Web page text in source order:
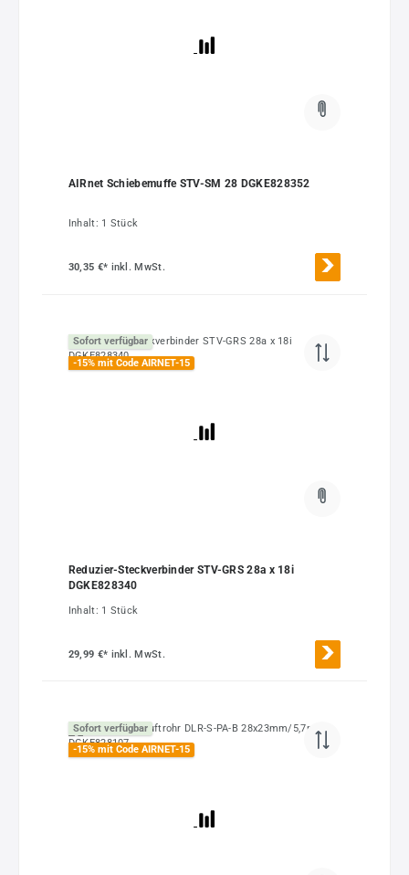
AIRnet Schiebemuffe STV-SM 28 DGKE828352
Inhalt: 1 Stück
30,35 €* inkl. MwSt.
Sofort verfügbar
-15% mit Code AIRNET-15
Reduzier-Steckverbinder STV-GRS 28a x 18i
DGKE828340
Inhalt: 1 Stück
29,99 €* inkl. MwSt.
Sofort verfügbar
-15% mit Code AIRNET-15